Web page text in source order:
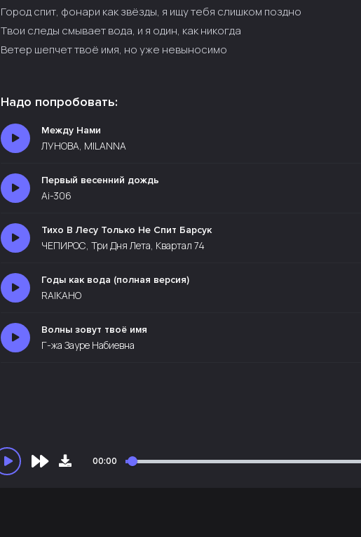
Город спит, фонари как звёзды, я ищу тебя слишком поздно
Твои следы смывает вода, и я один, как никогда
Ветер шепчет твоё имя, но уже невыносимо
Надо попробовать:
Между Нами
ЛУНОВА, MILANNA
Первый весенний дождь
Ai-306
Тихо В Лесу Только Не Спит Барсук
ЧЕПИРОС, Три Дня Лета, Квартал 74
Годы как вода (полная версия)
RAIKAHO
Волны зовут твоё имя
Г-жа Зауре Набиевна
00:00